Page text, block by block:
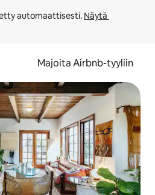
automaattisesti. Näytä
Majoita Airbnb-tyyliin